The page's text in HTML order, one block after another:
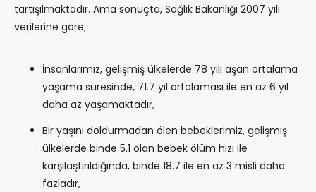
tartışılmaktadır. Ama sonuçta, Sağlık Bakanlığı 2007 yılı
verilerine göre;
İnsanlarımız, gelişmiş ülkelerde 78 yılı aşan ortalama
yaşama süresinde, 71.7 yıl ortalaması ile en az 6 yıl
daha az yaşamaktadır,
Bir yaşını doldurmadan ölen bebeklerimiz, gelişmiş
ülkelerde binde 5.1 olan bebek ölüm hızı ile
karşılaştırıldığında, binde 18.7 ile en az 3 misli daha
fazladır,